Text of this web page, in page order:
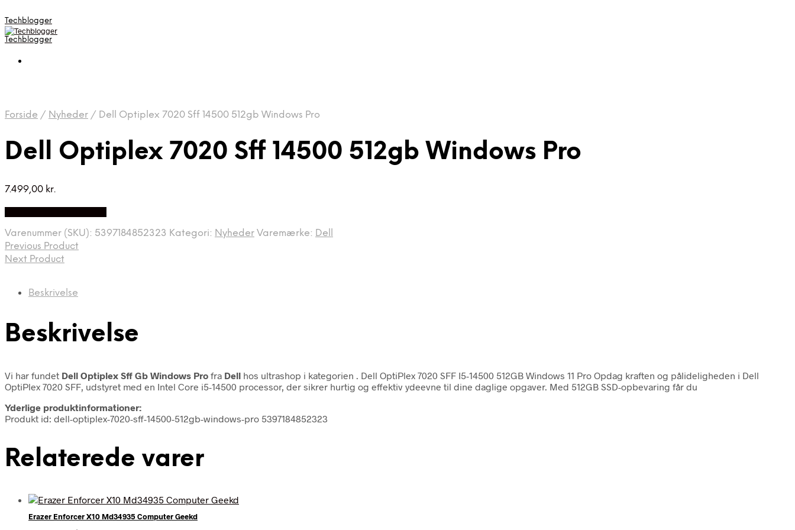
Techblogger
Techblogger
Forside / Nyheder / Dell Optiplex 7020 Sff 14500 512gb Windows Pro
Dell Optiplex 7020 Sff 14500 512gb Windows Pro
7.499,00 kr.
Varenummer (SKU): 5397184852323 Kategori: Nyheder Varemærke: Dell
Previous Product
Next Product
Beskrivelse
Beskrivelse
Vi har fundet Dell Optiplex Sff Gb Windows Pro fra Dell hos ultrashop i kategorien
. Dell OptiPlex 7020 SFF I5-14500 512GB Windows 11 Pro Opdag kraften og pålideligheden i Dell
OptiPlex 7020 SFF, udstyret med en Intel Core i5-14500 processor, der sikrer hurtig og effektiv ydeevne til dine daglige opgaver. Med 512GB SSD-opbevaring får du
Yderlige produktinformationer:
Produkt id: dell-optiplex-7020-sff-14500-512gb-windows-pro 5397184852323
Relaterede varer
Erazer Enforcer X10 Md34935 Computer Geekd